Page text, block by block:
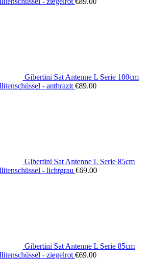
Gibertini Sat Antenne L Serie 100cm
- anthrazit €89.00
Gibertini Sat Antenne L Serie 85cm
- lichtgrau €69.00
Gibertini Sat Antenne L Serie 85cm
- ziegelrot €69.00